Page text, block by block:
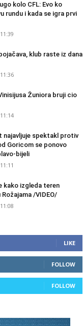
kolo CFL: Evo ko
rundu i kada se igra prvi
klub raste iz dana
Žuniora bruji cio
najavljuje spektakl protiv
Goricom se ponovo
bijeli
kako izgleda teren
/VIDEO/
LIKE
FOLLOW
FOLLOW